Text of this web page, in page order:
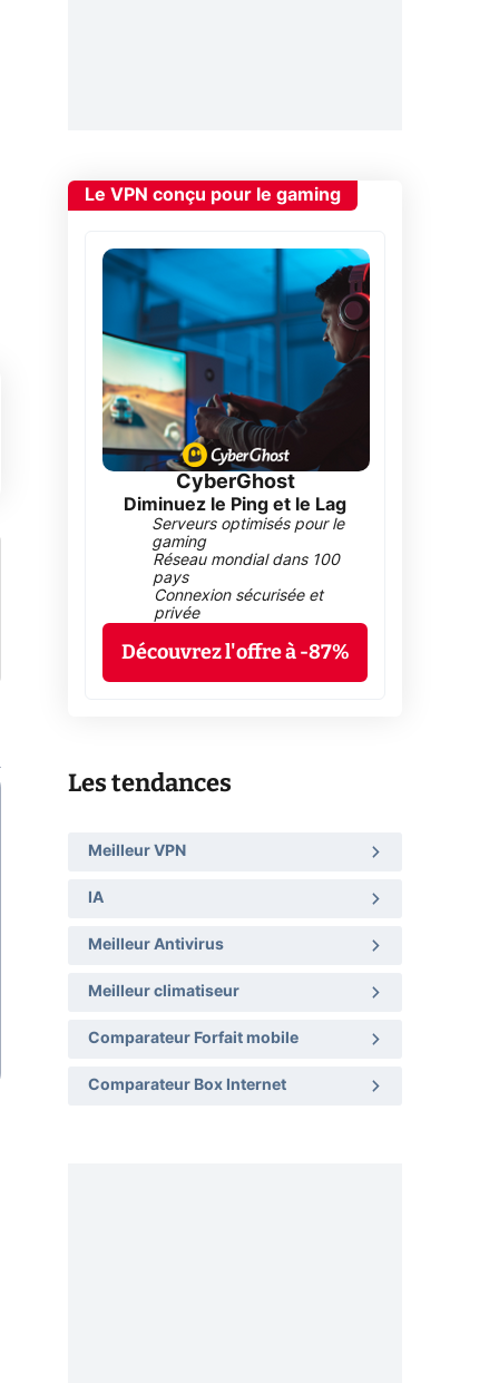
Le VPN conçu pour le gaming
CyberGhost
Diminuez le Ping et le Lag
Serveurs optimisés pour le
gaming
Réseau mondial dans 100
pays
Connexion sécurisée et
privée
Découvrez l'offre à -87%
Les tendances
Meilleur VPN
IA
Meilleur Antivirus
Meilleur climatiseur
Comparateur Forfait mobile
Comparateur Box Internet